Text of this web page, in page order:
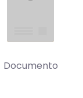
Documento